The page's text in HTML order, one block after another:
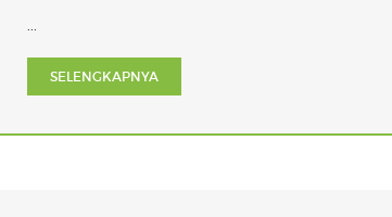
SELENGKAPNYA